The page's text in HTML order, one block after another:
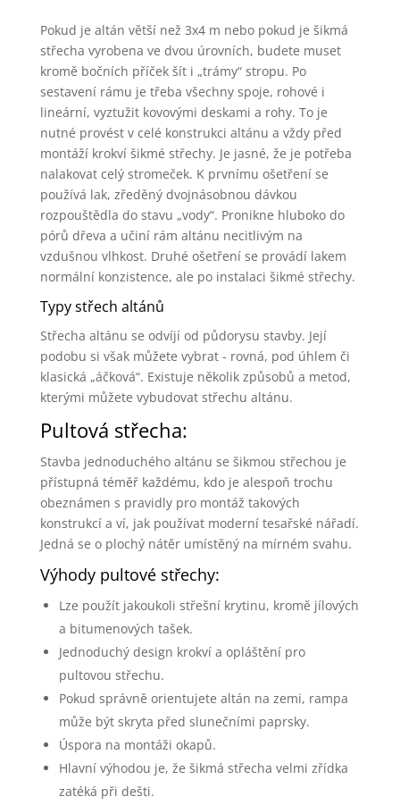
Pokud je altán větší než 3x4 m nebo pokud je šikmá
střecha vyrobena ve dvou úrovních, budete muset
kromě bočních příček šít i „trámy“ stropu. Po
sestavení rámu je třeba všechny spoje, rohové i
lineární, vyztužit kovovými deskami a rohy. To je
nutné provést v celé konstrukci altánu a vždy před
montáží krokví šikmé střechy. Je jasné, že je potřeba
nalakovat celý stromeček. K prvnímu ošetření se
používá lak, zředěný dvojnásobnou dávkou
rozpouštědla do stavu „vody“. Pronikne hluboko do
pórů dřeva a učiní rám altánu necitlivým na
vzdušnou vlhkost. Druhé ošetření se provádí lakem
normální konzistence, ale po instalaci šikmé střechy.
Typy střech altánů
Střecha altánu se odvíjí od půdorysu stavby. Její
podobu si však můžete vybrat - rovná, pod úhlem či
klasická „áčková“. Existuje několik způsobů a metod,
kterými můžete vybudovat střechu altánu.
Pultová střecha:
Stavba jednoduchého altánu se šikmou střechou je
přístupná téměř každému, kdo je alespoň trochu
obeznámen s pravidly pro montáž takových
konstrukcí a ví, jak používat moderní tesařské nářadí.
Jedná se o plochý nátěr umístěný na mírném svahu.
Výhody pultové střechy:
Lze použít jakoukoli střešní krytinu, kromě jílových
a bitumenových tašek.
Jednoduchý design krokví a opláštění pro
pultovou střechu.
Pokud správně orientujete altán na zemi, rampa
může být skryta před slunečními paprsky.
Úspora na montáži okapů.
Hlavní výhodou je, že šikmá střecha velmi zřídka
zatéká při dešti.